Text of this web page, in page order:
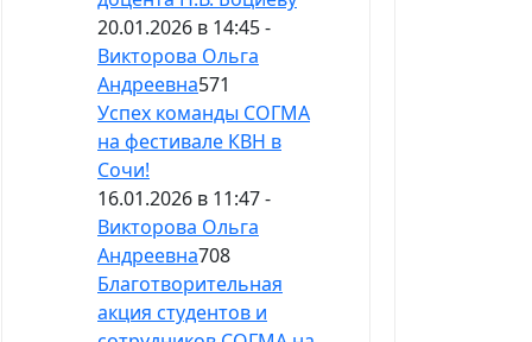
20.01.2026 в 14:45 -
Викторова Ольга
Андреевна571
Успех команды СОГМА
на фестивале КВН в
Сочи!
16.01.2026 в 11:47 -
Викторова Ольга
Андреевна708
Благотворительная
акция студентов и